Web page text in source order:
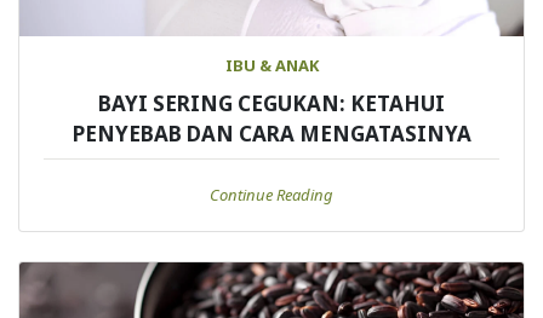
IBU & ANAK
BAYI SERING CEGUKAN: KETAHUI
PENYEBAB DAN CARA MENGATASINYA
Continue Reading